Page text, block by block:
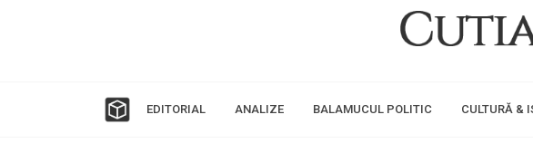
EDITORIAL ANALIZE BALAMUCUL POLITIC CULTURĂ &